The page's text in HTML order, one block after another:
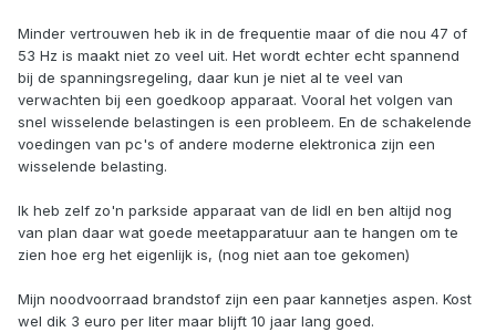
Minder vertrouwen heb ik in de frequentie maar of die nou 47 of
53 Hz is maakt niet zo veel uit. Het wordt echter echt spannend
bij de spanningsregeling, daar kun je niet al te veel van
verwachten bij een goedkoop apparaat. Vooral het volgen van
snel wisselende belastingen is een probleem. En de schakelende
voedingen van pc's of andere moderne elektronica zijn een
wisselende belasting.
Ik heb zelf zo'n parkside apparaat van de lidl en ben altijd nog
van plan daar wat goede meetapparatuur aan te hangen om te
zien hoe erg het eigenlijk is, (nog niet aan toe gekomen)
Mijn noodvoorraad brandstof zijn een paar kannetjes aspen. Kost
wel dik 3 euro per liter maar blijft 10 jaar lang goed.